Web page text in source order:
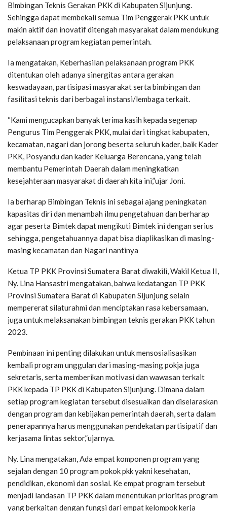
Bimbingan Teknis Gerakan PKK di Kabupaten Sijunjung.
Sehingga dapat membekali semua Tim Penggerak PKK untuk
makin aktif dan inovatif ditengah masyarakat dalam mendukung
pelaksanaan program kegiatan pemerintah.
Ia mengatakan, Keberhasilan pelaksanaan program PKK
ditentukan oleh adanya sinergitas antara gerakan
keswadayaan, partisipasi masyarakat serta bimbingan dan
fasilitasi teknis dari berbagai instansi/lembaga terkait.
“Kami mengucapkan banyak terima kasih kepada segenap
Pengurus Tim Penggerak PKK, mulai dari tingkat kabupaten,
kecamatan, nagari dan jorong beserta seluruh kader, baik Kader
PKK, Posyandu dan kader Keluarga Berencana, yang telah
membantu Pemerintah Daerah dalam meningkatkan
kesejahteraan masyarakat di daerah kita ini,”ujar Joni.
Ia berharap Bimbingan Teknis ini sebagai ajang peningkatan
kapasitas diri dan menambah ilmu pengetahuan dan berharap
agar peserta Bimtek dapat mengikuti Bimtek ini dengan serius
sehingga, pengetahuannya dapat bisa diaplikasikan di masing-
masing kecamatan dan Nagari nantinya
Ketua TP PKK Provinsi Sumatera Barat diwakili, Wakil Ketua II,
Ny. Lina Hansastri mengatakan, bahwa kedatangan TP PKK
Provinsi Sumatera Barat di Kabupaten Sijunjung selain
mempererat silaturahmi dan menciptakan rasa kebersamaan,
juga untuk melaksanakan bimbingan teknis gerakan PKK tahun
2023.
Pembinaan ini penting dilakukan untuk mensosialisasikan
kembali program unggulan dari masing-masing pokja juga
sekretaris, serta memberikan motivasi dan wawasan terkait
PKK kepada TP PKK di Kabupaten Sijunjung. Dimana dalam
setiap program kegiatan tersebut disesuaikan dan diselaraskan
dengan program dan kebijakan pemerintah daerah, serta dalam
penerapannya harus menggunakan pendekatan partisipatif dan
kerjasama lintas sektor,”ujarnya.
Ny. Lina mengatakan, Ada empat komponen program yang
sejalan dengan 10 program pokok pkk yakni kesehatan,
pendidikan, ekonomi dan sosial. Ke empat program tersebut
menjadi landasan TP PKK dalam menentukan prioritas program
yang berkaitan dengan fungsi dari empat kelompok kerja